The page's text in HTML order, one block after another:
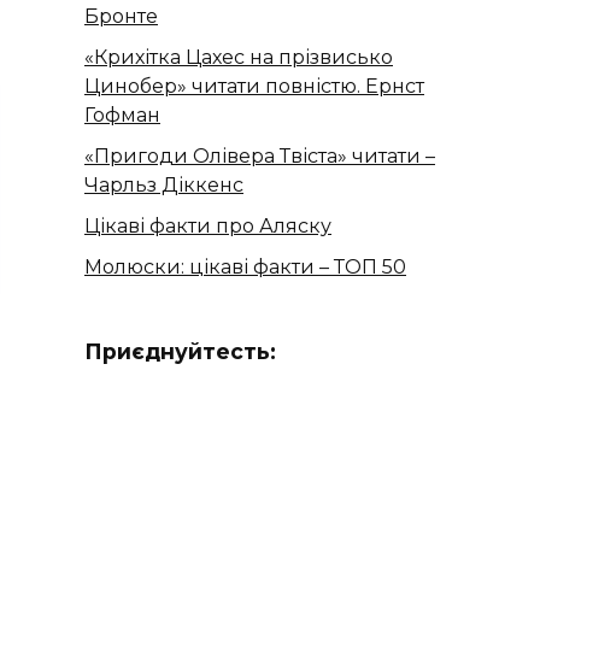
Бронте
«Крихітка Цахес на прізвисько
Цинобер» читати повністю. Ернст
Гофман
«Пригоди Олівера Твіста» читати –
Чарльз Діккенс
Цікаві факти про Аляску
Молюски: цікаві факти – ТОП 50
Приєднуйтесть: